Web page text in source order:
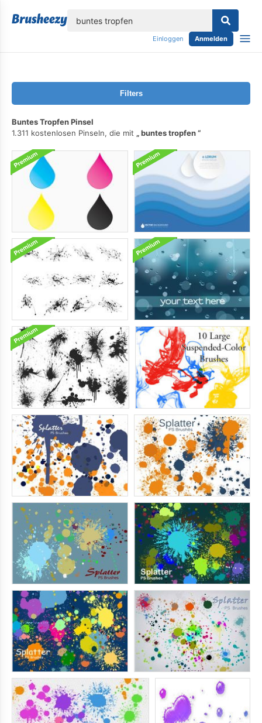
Einloggen Anmelden
Filters
Buntes Tropfen Pinsel
1.311 kostenlosen Pinseln, die mit
buntes tropfen